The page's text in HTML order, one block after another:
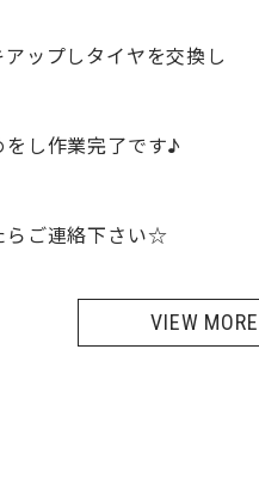
ップしタイヤを交換し
し作業完了です♪
らご連絡下さい☆
VIEW MORE